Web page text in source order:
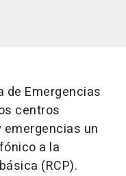
de Emergencias
centros
un
a la
(RCP).